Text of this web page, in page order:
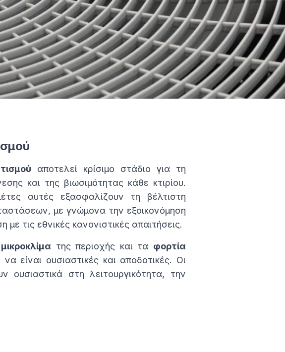
αποτελεί κρίσιμο στάδιο για τη
και της βιωσιμότητας κάθε κτιρίου.
αυτές εξασφαλίζουν τη βέλτιστη
με γνώμονα την εξοικονόμηση
τις εθνικές κανονιστικές απαιτήσεις.
μικροκλίμα της περιοχής και τα φορτία
είναι ουσιαστικές και αποδοτικές. Οι
ουσιαστικά στη λειτουργικότητα, την